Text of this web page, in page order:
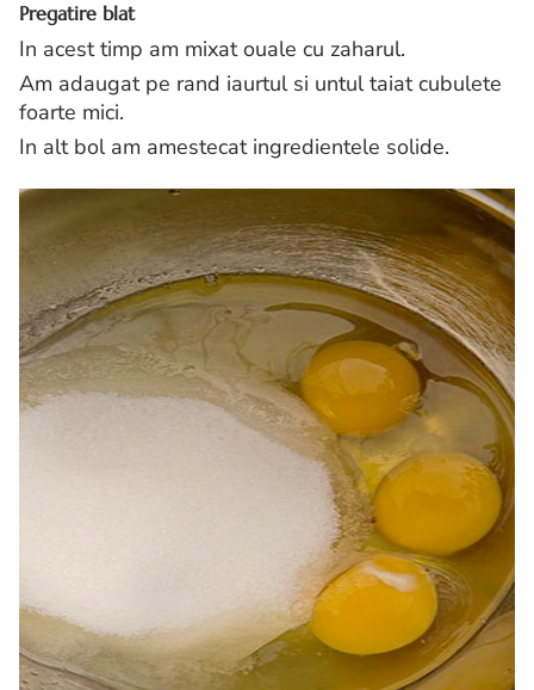
Pregatire blat
In acest timp am mixat ouale cu zaharul.
Am adaugat pe rand iaurtul si untul taiat cubulete
foarte mici.
In alt bol am amestecat ingredientele solide.